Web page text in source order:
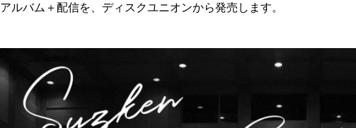
アルバム＋配信を、ディスクユニオンから発売します。